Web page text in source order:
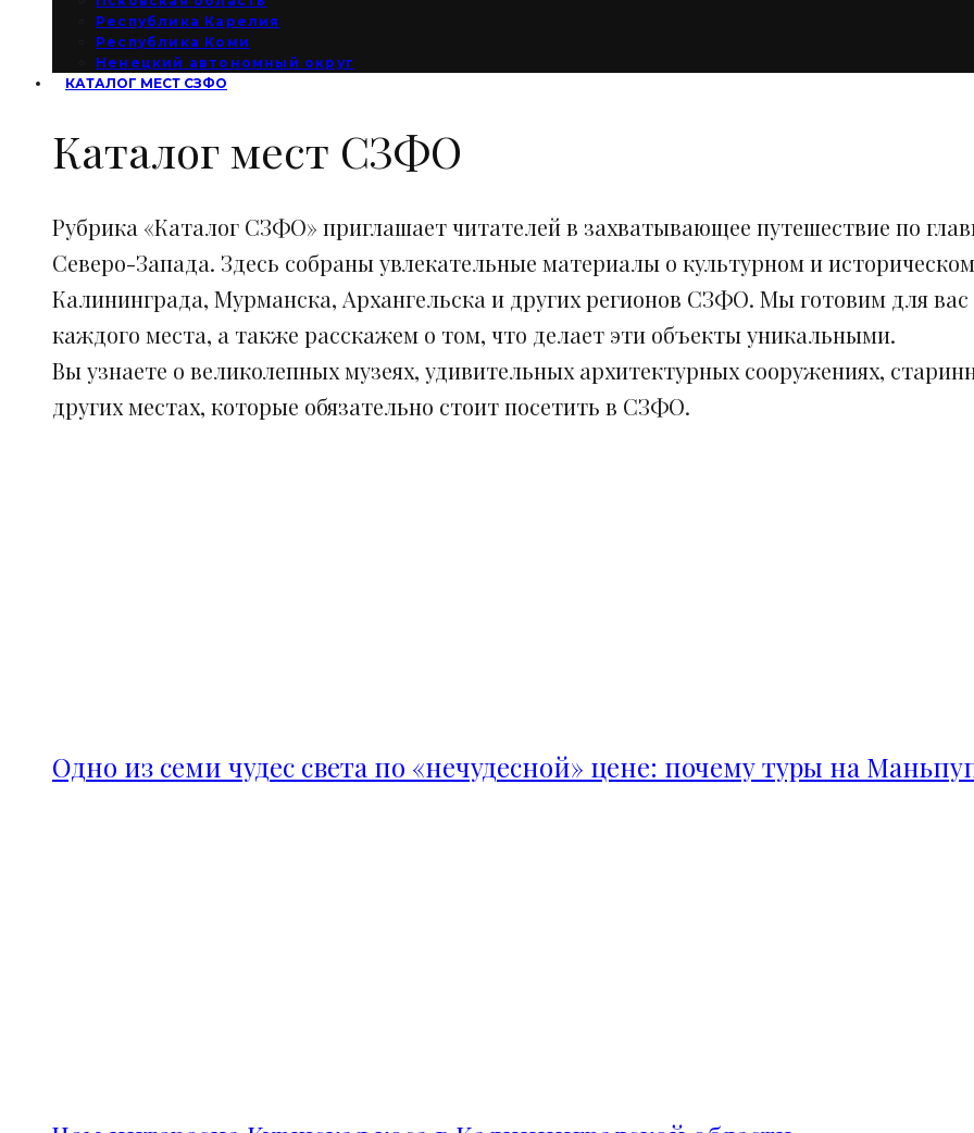
Республика Карелия
Республика Коми
Ненецкий автономный округ
КАТАЛОГ МЕСТ СЗФО
Каталог мест СЗФО
Рубрика «Каталог СЗФО» приглашает читателей в захватывающее путешествие по
Северо-Запада. Здесь собраны увлекательные материалы о культурном и
Калининграда, Мурманска, Архангельска и других регионов СЗФО. Мы готовим для
каждого места, а также расскажем о том, что делает эти объекты уникальными.
Вы узнаете о великолепных музеях, удивительных архитектурных сооружениях,
других местах, которые обязательно стоит посетить в СЗФО.
Одно из семи чудес света по «нечудесной» цене: почему туры на